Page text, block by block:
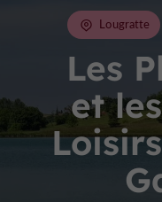
Les
et
Lougratte